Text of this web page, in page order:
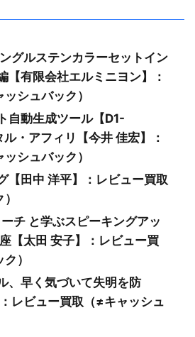
グルステンカラーセットイン
【有限会社エルミニヨン】：
シュバック）
自動生成ツール【D1-
・アフィリ【今井 佳宏】：
シュバック）
【田中 洋平】：レビュー買取
チ と学ぶスピーキングアッ
【太田 安子】：レビュー買
）
、早く気づいて失明を防
レビュー買取（≠キャッシュ